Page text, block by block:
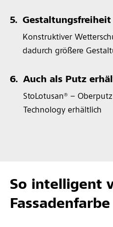
5. Gestaltungsfreiheit
Konstruktiver
dadurch größere
6. Auch als Putz
StoLotusan® –
Technology erhältlich
So intelligent
Fassadenfarbe